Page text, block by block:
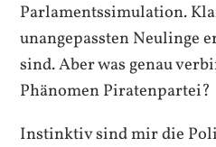
Parlamentssimulation.
unangepassten Neulinge
sind. Aber was genau
Phänomen Piratenpartei?
Instinktiv sind mir die